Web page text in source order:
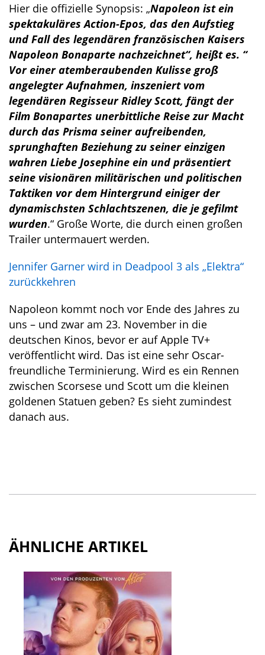
Hier die offizielle Synopsis: „Napoleon ist ein
spektakuläres Action-Epos, das den Aufstieg
und Fall des legendären französischen Kaisers
Napoleon Bonaparte nachzeichnet“, heißt es. “
Vor einer atemberaubenden Kulisse groß
angelegter Aufnahmen, inszeniert vom
legendären Regisseur Ridley Scott, fängt der
Film Bonapartes unerbittliche Reise zur Macht
durch das Prisma seiner aufreibenden,
sprunghaften Beziehung zu seiner einzigen
wahren Liebe Josephine ein und präsentiert
seine visionären militärischen und politischen
Taktiken vor dem Hintergrund einiger der
dynamischsten Schlachtszenen, die je gefilmt
wurden.“ Große Worte, die durch einen großen
Trailer untermauert werden.
Jennifer Garner wird in Deadpool 3 als „Elektra“
zurückkehren
Napoleon kommt noch vor Ende des Jahres zu
uns – und zwar am 23. November in die
deutschen Kinos, bevor er auf Apple TV+
veröffentlicht wird. Das ist eine sehr Oscar-
freundliche Terminierung. Wird es ein Rennen
zwischen Scorsese und Scott um die kleinen
goldenen Statuen geben? Es sieht zumindest
danach aus.
ÄHNLICHE ARTIKEL